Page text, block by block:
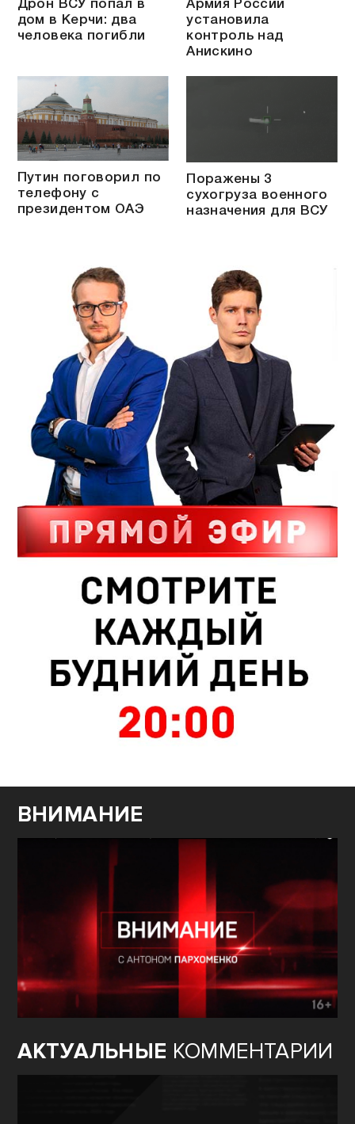
Дрон ВСУ попал в
дом в Керчи: два
человека погибли
Армия России
установила
контроль над
Анискино
Путин поговорил по
телефону с
президентом ОАЭ
Поражены 3
сухогруза военного
назначения для ВСУ
ВНИМАНИЕ
АКТУАЛЬНЫЕ КОММЕНТАРИИ